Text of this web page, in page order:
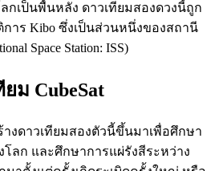
กเป็นพื้นหลัง ดาวเทียมสองดวงนี้ถูก
าร Kibo ซึ่งเป็นส่วนหนึ่งของสถานี
Space Station: ISS)
ม CubeSat
งดาวเทียมสองตัวนี้ขึ้นมาเพื่อศึกษา
ลก และศึกษาการแผ่รังสีระหว่าง